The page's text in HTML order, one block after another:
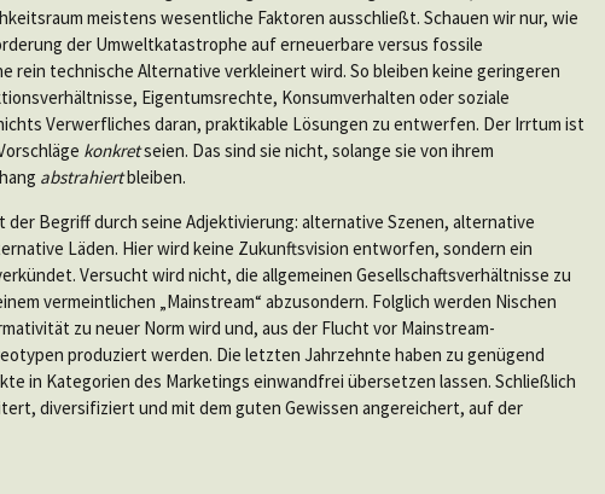
meistens wesentliche Faktoren ausschließt. Schauen wir nur, wie
der Umweltkatastrophe auf erneuerbare versus fossile
rein technische Alternative verkleinert wird. So bleiben keine geringeren
Eigentumsrechte, Konsumverhalten oder soziale
Verwerfliches daran, praktikable Lösungen zu entwerfen. Der Irrtum ist
konkretseien. Das sind sie nicht, solange sie von ihrem
abstrahiertbleiben.
der Begriff durch seine Adjektivierung: alternative Szenen, alternative
Läden. Hier wird keine Zukunftsvision entworfen, sondern ein
Versucht wird nicht, die allgemeinen Gesellschaftsverhältnisse zu
vermeintlichen „Mainstream“ abzusondern. Folglich werden Nischen
zu neuer Norm wird und, aus der Flucht vor Mainstream-
produziert werden. Die letzten Jahrzehnte haben zu genügend
in Kategorien des Marketings einwandfrei übersetzen lassen. Schließlich
diversifiziert und mit dem guten Gewissen angereichert, auf der